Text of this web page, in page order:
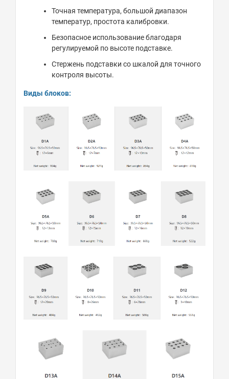
Точная температура, большой диапазон
температур, простота калибровки.
Безопасное использование благодаря
регулируемой по высоте подставке.
Стержень подставки со шкалой для точного
контроля высоты.
Виды блоков: